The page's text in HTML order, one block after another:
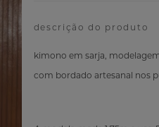
descrição do produto
kimono em sarja,
com bordado artesanal nos